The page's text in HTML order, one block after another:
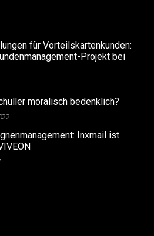
für Vorteilskartenkunden:
Projekt bei
moralisch bedenklich?
Inxmail ist